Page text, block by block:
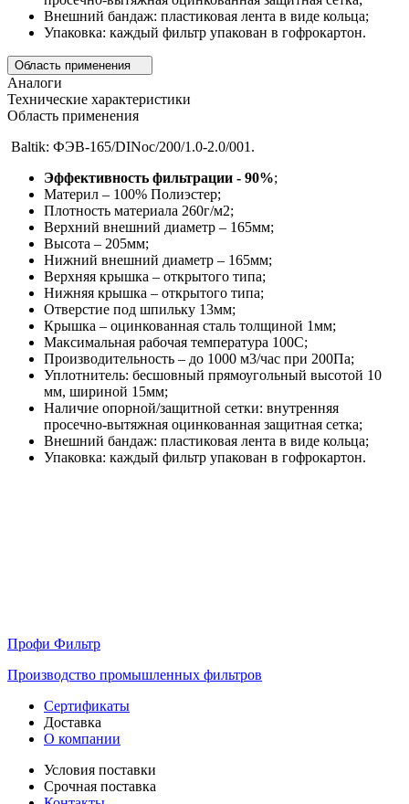
Внешний бандаж: пластиковая лента в виде кольца;
Упаковка: каждый фильтр упакован в гофрокартон.
Область применения
Аналоги
Технические характеристики
Область применения
Baltik: ФЭВ-165/DINос/200/1.0-2.0/001.
Эффективность фильтрации - 90%;
Материл – 100% Полиэстер;
Плотность материала 260г/м2;
Верхний внешний диаметр – 165мм;
Высота – 205мм;
Нижний внешний диаметр – 165мм;
Верхняя крышка – открытого типа;
Нижняя крышка – открытого типа;
Отверстие под шпильку 13мм;
Крышка – оцинкованная сталь толщиной 1мм;
Максимальная рабочая температура 100С;
Производительность – до 1000 м3/час при 200Па;
Уплотнитель: бесшовный прямоугольный высотой 10
мм, шириной 15мм;
Наличие опорной/защитной сетки: внутренняя
просечно-вытяжная оцинкованная защитная сетка;
Внешний бандаж: пластиковая лента в виде кольца;
Упаковка: каждый фильтр упакован в гофрокартон.
Профи Фильтр
Производство промышленных фильтров
Сертификаты
Доставка
О компании
Условия поставки
Срочная поставка